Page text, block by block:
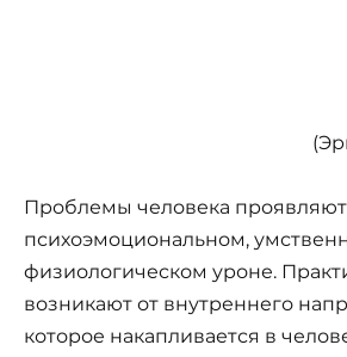
Проблемы человека
психоэмоциональном,
физиологическом уроне.
возникают от внутреннего
которое накапливается в